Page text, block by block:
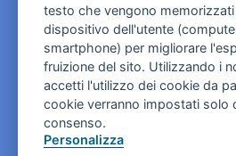
CONTATTI
Cookies e
testo che vengono
dispositivo dell'utente
smartphone) per migliorare
fruizione del sito. Utilizzando i
accetti l'utilizzo dei cookie da
cookie verranno impostati solo
consenso.
Personalizza